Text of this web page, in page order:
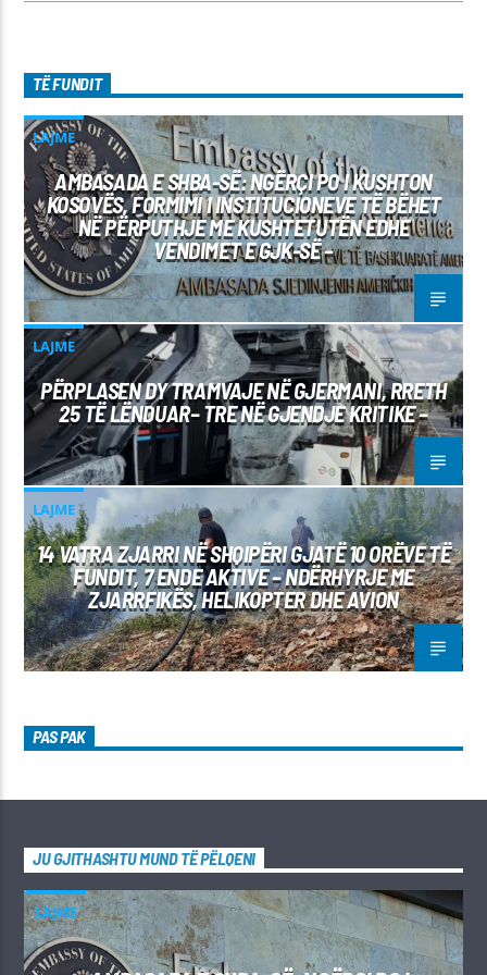
TË FUNDIT
LAJME
AMBASADA E SHBA-SË: NGËRÇI PO I KUSHTON
KOSOVËS, FORMIMI I INSTITUCIONEVE TË BËHET
NË PËRPUTHJE ME KUSHTETUTËN EDHE
VENDIMET E GJK-SË –
LAJME
PËRPLASEN DY TRAMVAJE NË GJERMANI, RRETH
25 TË LËNDUAR– TRE NË GJENDJE KRITIKE –
LAJME
14 VATRA ZJARRI NË SHQIPËRI GJATË 10 ORËVE TË
FUNDIT, 7 ENDE AKTIVE – NDËRHYRJE ME
ZJARRFIKËS, HELIKOPTER DHE AVION
PAS PAK
JU GJITHASHTU MUND TË PËLQENI
LAJME